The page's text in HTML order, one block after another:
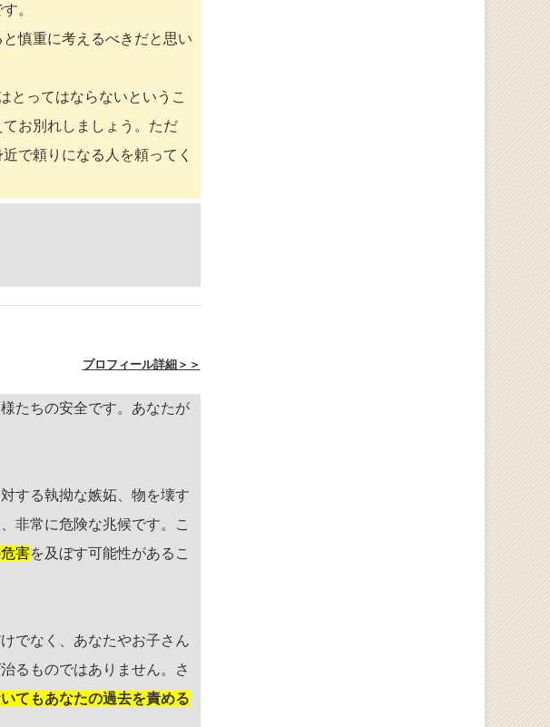
。
慎重に考えるべきだと思い
とってはならないというこ
お別れしましょう。ただ
で頼りになる人を頼ってく
プロフィール詳細＞＞
たちの安全です。あなたが
する執拗な嫉妬、物を壊す
非常に危険な兆候です。こ
害を及ぼす可能性があるこ
でなく、あなたやお子さん
るものではありません。さ
てもあなたの過去を責める